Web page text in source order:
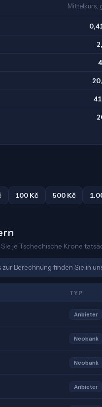
Mittelkurs,
100 Kč 500 Kč
je Tschechische Krone
Berechnung finden Sie in
TYP
Anbieter
Neobank
Neobank
Anbieter